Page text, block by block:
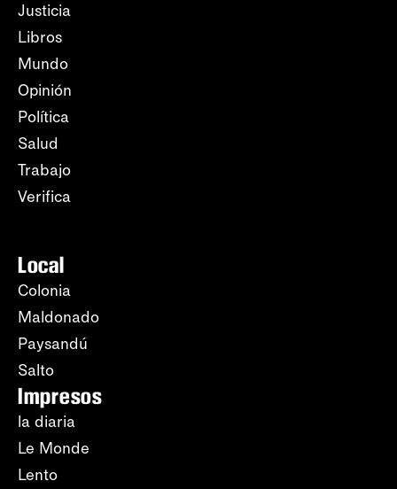
Justicia
Libros
Mundo
Opinión
Política
Salud
Trabajo
Verifica
Local
Colonia
Maldonado
Paysandú
Salto
Impresos
la diaria
Le Monde
Lento